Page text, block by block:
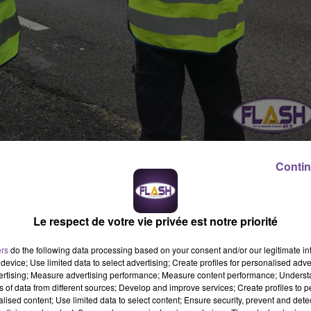
l'Escadron Départemental de Sécurité Routière de la
ce dimanche 15 septembre 2019, de 5h à 7h.
! Bilan (en 2h) : 6 permis de conduire ont été retirés.
de St Junien, Cieux, Oradour-Sur-Glane et Aixe-Sur-
ont été effectués ;13 se sont révélés positifs. 8 infractions
l'alcoolique 2 infractions ont été relevées pourconduite sous
0.65) 1 infraction a été relevée pourconduite sous
retiré sur place.
Le respect de votre vie privée est notre priorité
do the following data processing based on your consent and/or our legitimate
Use limited data to select advertising; Create profiles for personalised
Measure advertising performance; Measure content performance;
of data from different sources; Develop and improve services; Create profiles to
content; Use limited data to select content; Ensure security, prevent and